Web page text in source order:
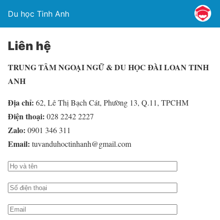
Du học Tinh Anh
Liên hệ
TRUNG TÂM NGOẠI NGỮ & DU HỌC ĐÀI LOAN TINH
ANH
Địa chỉ: 62, Lê Thị Bạch Cát, Phường 13, Q.11, TPCHM
Điện thoại: 028 2242 2227
Zalo: 0901 346 311
Email: tuvanduhoctinhanh@gmail.com